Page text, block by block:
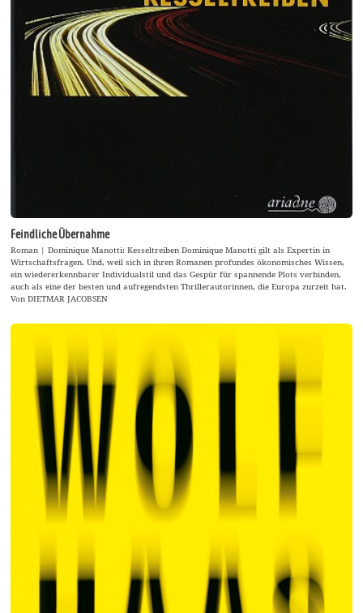
Feindliche Übernahme
Roman | Dominique Manotti: Kesseltreiben Dominique Manotti gilt als Expertin in
Wirtschaftsfragen. Und, weil sich in ihren Romanen profundes ökonomisches Wissen,
ein wiedererkennbarer Individualstil und das Gespür für spannende Plots verbinden,
auch als eine der besten und aufregendsten Thrillerautorinnen, die Europa zurzeit hat.
Von DIETMAR JACOBSEN